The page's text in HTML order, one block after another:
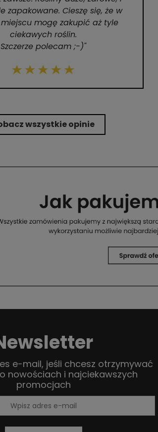
zapakowane. Cieszę się, że w
mogę zakupić aż tyle
ciekawych roślin.
Szczerze polecam ;-)"
wszystkie opinie
e-mail, jeśli chcesz otrzymywać
nowościach i najciekawszych
promocjach